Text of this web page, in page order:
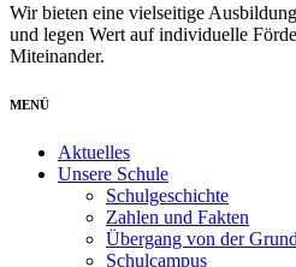
Wir bieten eine vielseitige
und legen Wert auf individuelle
Miteinander.
MENÜ
Aktuelles
Unsere Schule
Schulgeschichte
Zahlen und Fakten
Übergang von der
Schulcampus